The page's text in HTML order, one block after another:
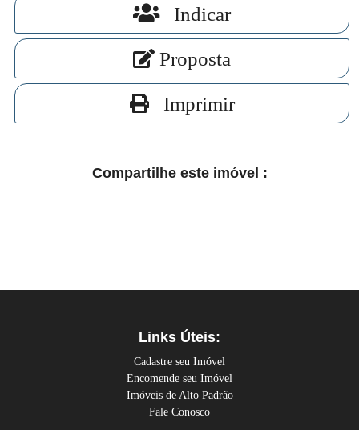
Indicar
Proposta
Imprimir
Compartilhe este imóvel :
Links Úteis:
Cadastre seu Imóvel
Encomende seu Imóvel
Imóveis de Alto Padrão
Fale Conosco